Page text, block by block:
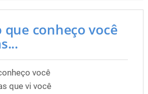
que conheço você
você
que vi você